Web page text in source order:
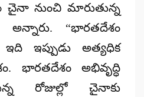
చైనా నుంచి మారుతున్న
“భారతదేశం
ఇది ఇప్పుడు అత్యధిక
భారతదేశం అభివృద్ధి
రోజుల్లో చైనాకు